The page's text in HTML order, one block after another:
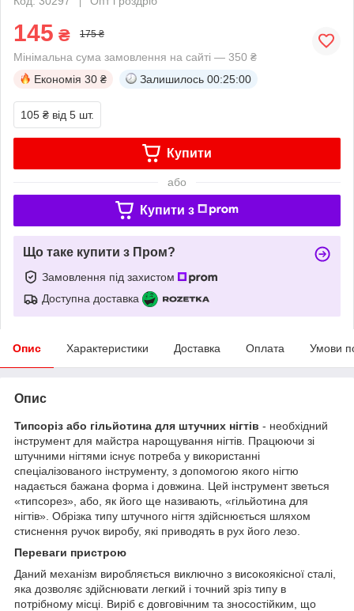
145 ₴ 175 ₴
Мінімальна сума замовлення на сайті — 350 ₴
Економія 30 ₴ Залишилось 00:24:59
105 ₴ від 5 шт.
Купити
або
Купити з
Що таке купити з Пром?
Замовлення під захистом
Доступна доставка
Опис Характеристики Доставка Оплата Умови
Опис
Типсоріз або гільйотина для штучних нігтів - необхідний
інструмент для майстра нарощування нігтів. Працюючи зі
штучними нігтями існує потреба у використанні
спеціалізованого інструменту, з допомогою якого нігтю
надається бажана форма і довжина. Цей інструмент зветься
«типсорез», або, як його ще називають, «гільйотина для
нігтів». Обрізка типу штучного нігтя здійснюється шляхом
стиснення ручок виробу, які приводять в рух його лезо.
Переваги пристрою
Даний механізм виробляється виключно з високоякісної сталі,
яка дозволяє здійснювати легкий і точний зріз типу в
потрібному місці. Виріб є довговічним та зносостійким, що